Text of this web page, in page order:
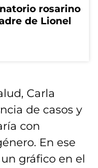
rosarino
de Lionel
Carla
de casos y
con
En ese
gráfico en el